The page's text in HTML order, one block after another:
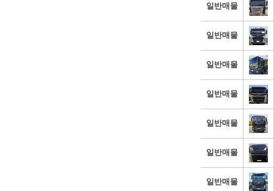
일반매물
일반매물
일반매물
일반매물
일반매물
일반매물
일반매물